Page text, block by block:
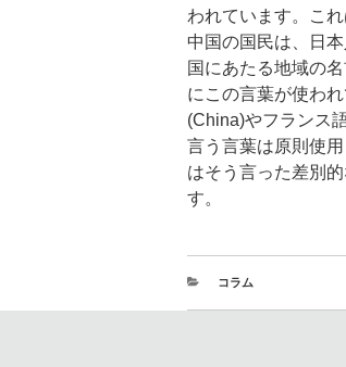
われています。こ
中国の国民は、日
国にあたる地域の
にこの言葉が使わ
(China)やフランス
言う言葉は原則使
はそう言った差別
す。
コラム